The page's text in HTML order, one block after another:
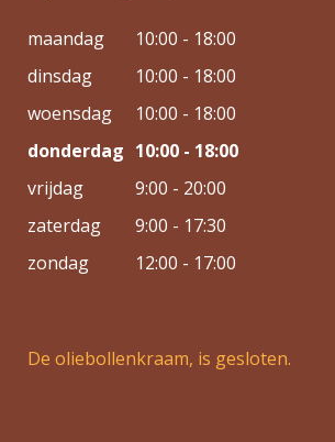
maandag
10:00 - 18:00
dinsdag
10:00 - 18:00
woensdag
10:00 - 18:00
donderdag 10:00 - 18:00
vrijdag
9:00 - 20:00
zaterdag
9:00 - 17:30
zondag
12:00 - 17:00
De oliebollenkraam, is gesloten.